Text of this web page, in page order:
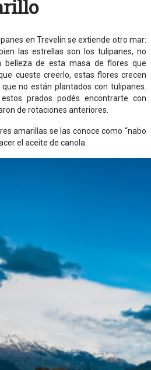
en Trevelin se extiende otro mar:
las estrellas son los tulipanes, no
belleza de esta masa de flores que
cueste creerlo, estas flores crecen
no están plantados con tulipanes.
prados podés encontrarte con
de rotaciones anteriores.
amarillas se las conoce como “nabo
el aceite de canola.